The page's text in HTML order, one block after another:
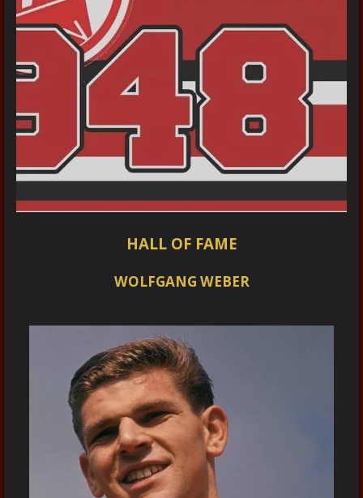
HALL OF FAME
WOLFGANG WEBER